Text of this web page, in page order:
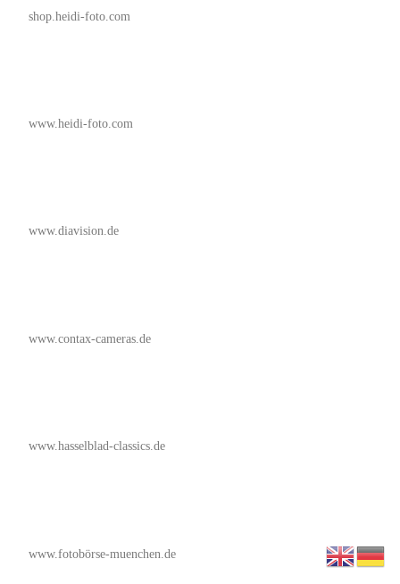
shop.heidi-foto.com
www.heidi-foto.com
www.diavision.de
www.contax-cameras.de
www.hasselblad-classics.de
www.fotobörse-muenchen.de